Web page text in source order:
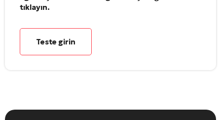
tıklayın.
Teste girin